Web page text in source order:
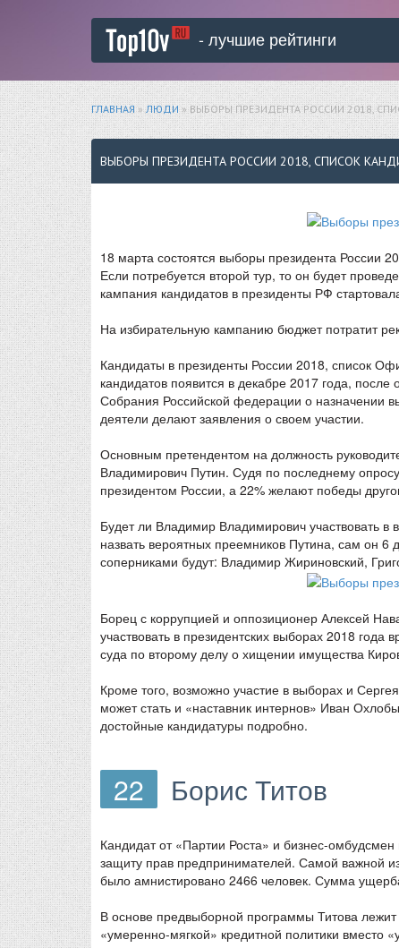
- лучшие рейтинги
ГЛАВНАЯ»ЛЮДИ » ВЫБОРЫ ПРЕЗИДЕНТА РОССИИ 2018,
ВЫБОРЫ ПРЕЗИДЕНТА РОССИИ 2018, СПИСОК
18 марта состоятся выборы президента России
Если потребуется второй тур, то он будет
кампания кандидатов в президенты РФ
На избирательную кампанию бюджет потратит
Кандидаты в президенты России 2018, список
кандидатов появится в декабре 2017 года,
Собрания Российской федерации о назначении
деятели делают заявления о своем участии.
Основным претендентом на должность
Владимирович Путин. Судя по последнему
президентом России, а 22% желают победы
Будет ли Владимир Владимирович участвовать
назвать вероятных преемников Путина, сам он 6
соперниками будут: Владимир Жириновский,
Борец с коррупцией и оппозиционер Алексей
участвовать в президентских выборах 2018
суда по второму делу о хищении имущества
Кроме того, возможно участие в выборах и
может стать и «наставник интернов» Иван
достойные кандидатуры подробно.
22 Борис Титов
Кандидат от «Партии Роста» и бизнес-
защиту прав предпринимателей. Самой важной
было амнистировано 2466 человек. Сумма
В основе предвыборной программы Титова лежит
«умеренно-мягкой» кредитной политики вместо